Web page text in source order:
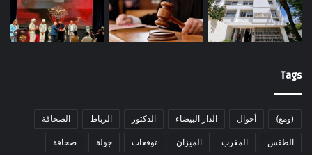
Tags
(ومع) أحوال الدار البيضاء الدكتور الرباط الصحافة
الطقس المغرب الميزان توقعات جولة صحافة